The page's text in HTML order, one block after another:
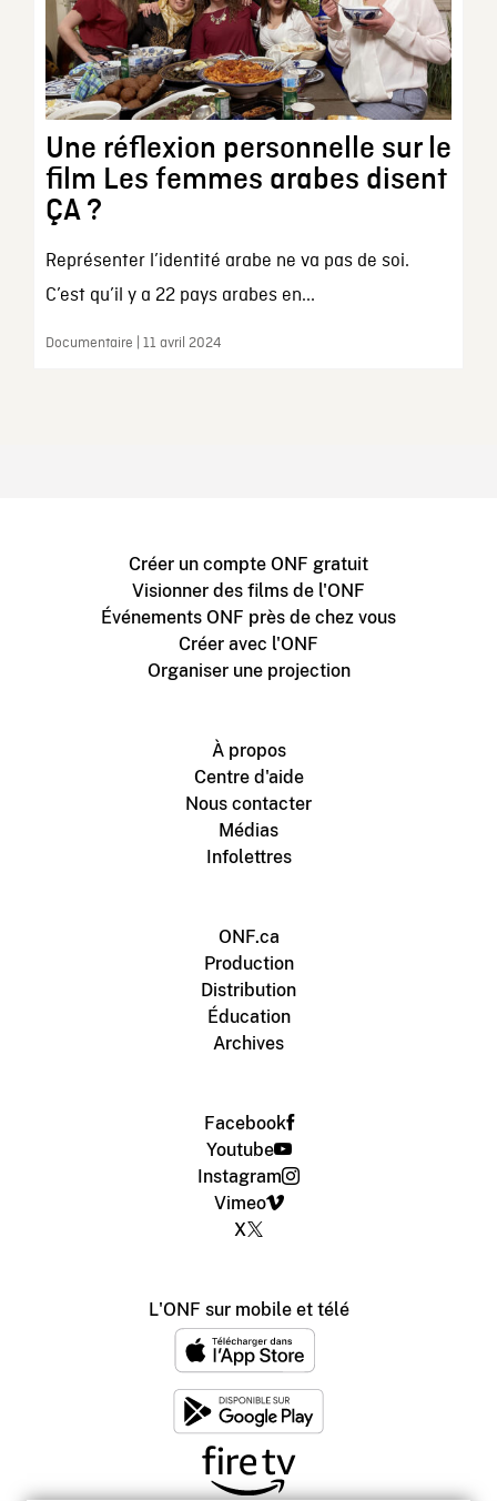
Une réflexion personnelle sur le
film Les femmes arabes disent
ÇA ?
Représenter l’identité arabe ne va pas de soi.
C’est qu’il y a 22 pays arabes en...
Documentaire | 11 avril 2024
Créer un compte ONF gratuit
Visionner des films de l'ONF
Événements ONF près de chez vous
Créer avec l'ONF
Organiser une projection
À propos
Centre d'aide
Nous contacter
Médias
Infolettres
ONF.ca
Production
Distribution
Éducation
Archives
Facebook
Youtube
Instagram
Vimeo
X
L'ONF sur mobile et télé